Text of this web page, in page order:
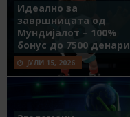
Идеално за
завршницата од
Мундијалот – 100%
бонус до 7500 денари
ЈУЛИ 15, 2026